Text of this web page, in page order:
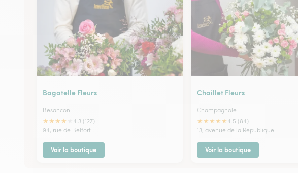
Bagatelle Fleurs
Besancon
★★★★
4.3 (127)
94, rue de Belfort
Voir la boutique
Chaillet Fleurs
Champagnole
★★★★★4.5 (84)
13, avenue de la Republique
Voir la boutique